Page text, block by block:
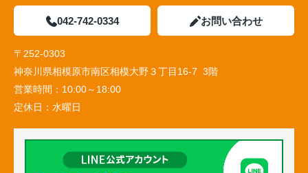
042-742-0334 お問い合わせ
〒252-0303
神奈川県相模原市南区相模大野３丁目16-7 3階
営業時間： 10:00～18:00
定休日： 水曜日